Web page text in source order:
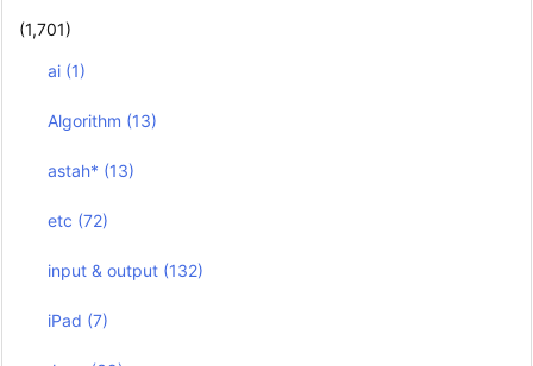
(1,701)
ai (1)
Algorithm (13)
astah* (13)
etc (72)
input & output (132)
iPad (7)